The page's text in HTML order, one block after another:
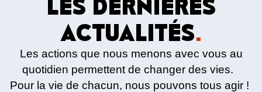
LES DERNIÈRES
ACTUALITÉS.
Les actions que nous menons avec vous au
quotidien permettent de changer des vies.
Pour la vie de chacun, nous pouvons tous agir !